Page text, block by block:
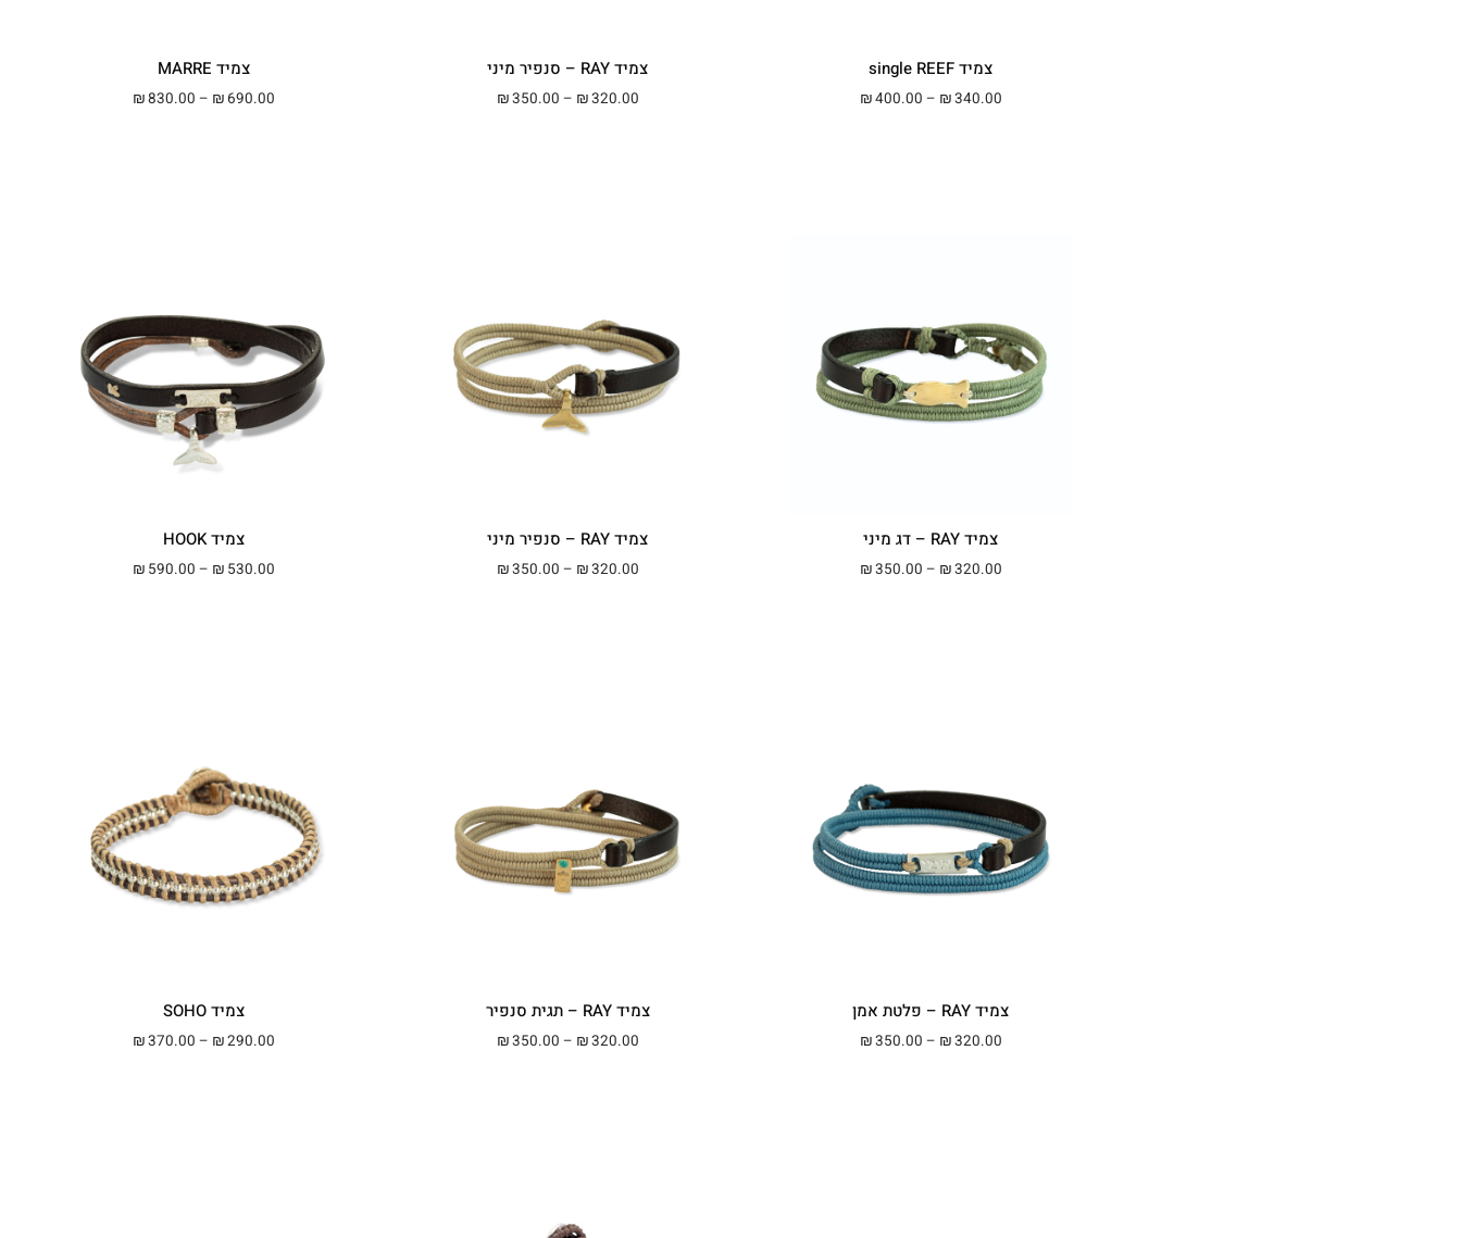
צמיד single REEF
₪340.00
–
₪400.00
צמיד RAY – סנפיר מיני
₪320.00
–
₪350.00
צמיד MARRE
₪ 690.00
–
₪830.00 טווח מחירים: ⁦₪690.00⁩ עד ⁦₪830.00⁩
צמיד RAY – דג מיני
₪320.00
–
₪350.00
צמיד RAY – סנפיר מיני
₪320.00
–
₪350.00
צמיד HOOK
₪ 530.00
–
₪ 590.00 טווח מחירים: ⁦₪530.00⁩ עד ⁦₪590.00⁩
צמיד RAY – פלטת אמן
₪320.00
–
₪350.00
צמיד RAY – תגית סנפיר
₪320.00
–
₪350.00
צמיד SOHO
₪290.00
–
₪370.00 טווח מחירים: ⁦₪290.00⁩ עד ⁦₪370.00⁩